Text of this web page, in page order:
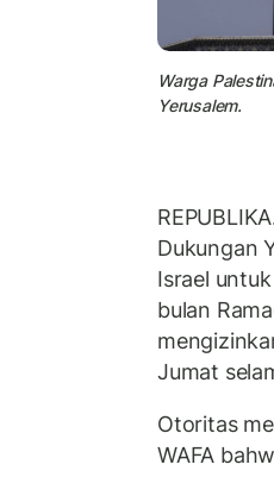
Warga
Yerusalem.
Dukungan
Israel
bulan
Jumat
Otoritas
WAFA